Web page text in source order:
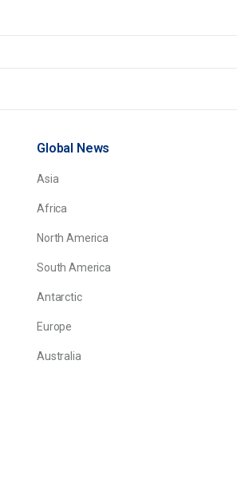
Global News
Asia
Africa
North America
South America
Antarctic
Europe
Australia